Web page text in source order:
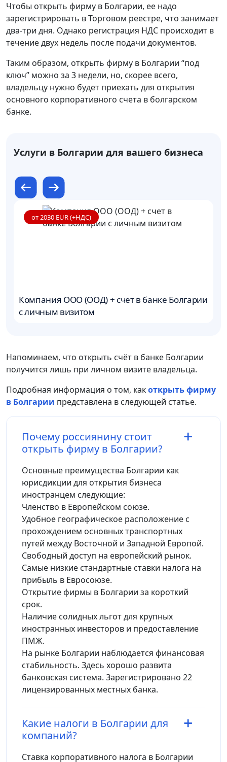
Чтобы открыть фирму в Болгарии, ее надо
зарегистрировать в Торговом реестре, что занимает
два-три дня. Однако регистрация НДС происходит в
течение двух недель после подачи документов.
Таким образом, открыть фирму в Болгарии “под
ключ” можно за 3 недели, но, скорее всего,
владельцу нужно будет приехать для открытия
основного корпоративного счета в болгарском
банке.
Услуги в Болгарии для вашего бизнеса
от 2030 EUR (+НДС)
Компания ООО (ООД) + счет в банке Болгарии
с личным визитом
Напоминаем, что открыть счёт в банке Болгарии
получится лишь при личном визите владельца.
Подробная информация о том, какоткрыть фирму
в Болгарии представлена в следующей статье.
Почему россиянину стоит
открыть фирму в Болгарии?
Основные преимущества Болгарии как
юрисдикции для открытия бизнеса
иностранцем следующие:
Членство в Европейском союзе.
Удобное географическое расположение с
прохождением основных транспортных
путей между Восточной и Западной Европой.
Свободный доступ на европейский рынок.
Самые низкие стандартные ставки налога на
прибыль в Евросоюзе.
Открытие фирмы в Болгарии за короткий
срок.
Наличие солидных льгот для крупных
иностранных инвесторов и предоставление
ПМЖ.
На рынке Болгарии наблюдается финансовая
стабильность. Здесь хорошо развита
банковская система. Зарегистрировано 22
лицензированных местных банка.
Какие налоги в Болгарии для
компаний?
Ставка корпоративного налога в Болгарии